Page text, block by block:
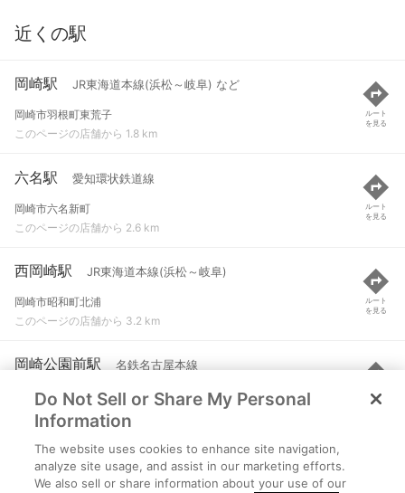
近くの駅
岡崎駅 JR東海道本線(浜松～岐阜) など
岡崎市羽根町東荒子
このページの店舗から 1.8 km
ルート
を見る
六名駅 愛知環状鉄道線
岡崎市六名新町
このページの店舗から 2.6 km
ルート
を見る
西岡崎駅 JR東海道本線(浜松～岐阜)
岡崎市昭和町北浦
このページの店舗から 3.2 km
ルート
を見る
岡崎公園前駅 名鉄名古屋本線
岡崎市中岡崎町
このページの店舗から 4 km
ルート
を見る
中岡崎駅 愛知環状鉄道線
岡崎市八帖町字住環通り
Do Not Sell or Share My Personal
Information
The website uses cookies to enhance site navigation,
analyze site usage, and assist in our marketing efforts.
We also sell or share information about your use of our